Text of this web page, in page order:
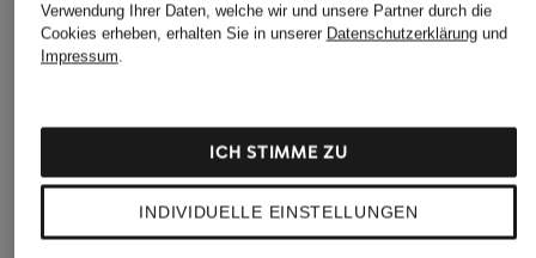
Verwendung Ihrer Daten, welche wir und unsere Partner durch die
Cookies erheben, erhalten Sie in unserer Datenschutzerklärungund
Impressum.
INDIVIDUELLE EINSTELLUNGEN
ICH STIMME ZU